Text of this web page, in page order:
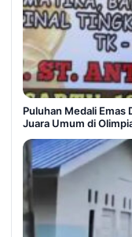
Puluhan Medali Emas
Juara Umum di